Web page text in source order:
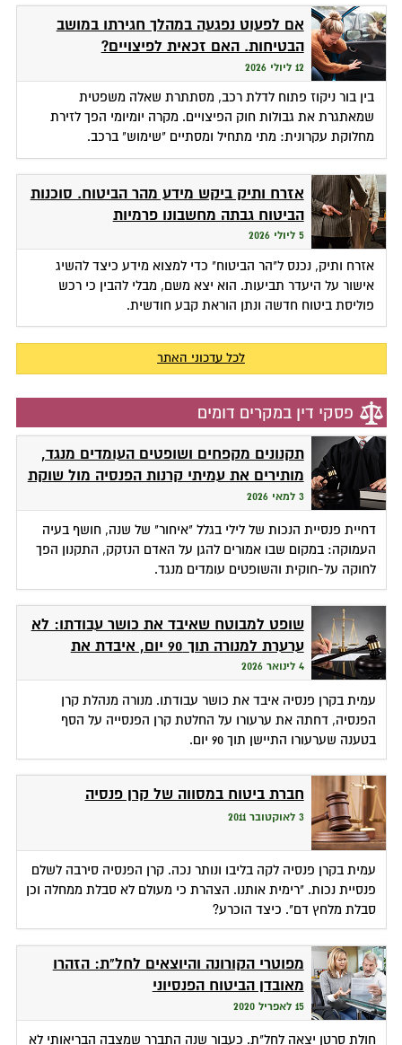
אם לפעוט נפגעה במהלך חגירתו במושב
הבטיחות. האם זכאית לפיצויים?
12 ליולי 2026
בין בור ניקוז פתוח לדלת רכב, מסתתרת שאלה משפטית
שמאתגרת את גבולות חוק הפיצויים. מקרה יומיומי הפך לזירת
מחלוקת עקרונית: מתי מתחיל ומסתיים "שימוש" ברכב.
אזרח ותיק ביקש מידע מהר הביטוח. סוכנות
הביטוח גבתה מחשבונו פרמיות
5 ליולי 2026
אזרח ותיק, נכנס ל"הר הביטוח" כדי למצוא מידע כיצד להשיג
אישור על היעדר תביעות. הוא יצא משם, מבלי להבין כי רכש
פוליסת ביטוח חדשה ונתן הוראת קבע חודשית.
לכל עדכוני האתר
פסקי דין במקרים דומים
תקנונים מקפחים ושופטים העומדים מנגד,
מותירים את עמיתי קרנות הפנסיה מול שוקת
שבורה
3 למאי 2026
דחיית פנסיית הנכות של לילי בגלל "איחור" של שנה, חושף בעיה
העמוקה: במקום שבו אמורים להגן על האדם הנזקק, התקנון הפך
לחוקה על-חוקית והשופטים עומדים מנגד.
שופט למבוטח שאיבד את כושר עבודתו: לא
ערערת למנורה תוך 90 יום, איבדת את
תביעתך
4 לינואר 2026
עמית בקרן פנסיה איבד את כושר עבודתו. מנורה מנהלת קרן
הפנסיה, דחתה את ערעורו על החלטת קרן הפנסייה על הסף
בטענה שערעורו התיישן תוך 90 יום.
חברת ביטוח במסווה של קרן פנסיה
3 לאוקטובר 2011
עמית בקרן פנסיה לקה בליבו ונותר נכה. קרן הפנסיה סירבה לשלם
פנסיית נכות. "רימית אותנו. הצהרת כי מעולם לא סבלת ממחלה וכן
סבלת מלחץ דם". כיצד הוכרע?
מפוטרי הקורונה והיוצאים לחל"ת: הזהרו
מאובדן הביטוח הפנסיוני
15 לאפריל 2020
חולת סרטן יצאה לחל"ת. כעבור שנה התברר שמצבה הבריאותי לא